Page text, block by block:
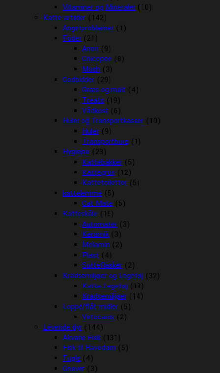
Vitaminer og Mineraler (10)
Katte artikler (142)
Angstproblemer (1)
Foder (21)
Arion (9)
Chicopee (8)
Mush (3)
Godbidder (29)
Græs og malt (4)
Treats (19)
Vådkost (6)
Huler og Transportkasser (10)
Huler (9)
Transportbure (1)
Hygiejne (23)
Kattebakker (5)
Kattegrus (12)
Kattetoiletter (5)
kattelemme (5)
Cat Mate (5)
Katteskåle (15)
Automater (3)
Keramik (3)
Melamin (2)
Plast (4)
Sutteflasker (2)
Kradsemiljøer og Legetøj (32)
Katte Legetøj (18)
Kradsemiljøer (14)
Loppe/flåt midler (5)
Vetocanis (2)
Levende dyr (144)
Akvarie Fisk (131)
Fisk til Havedam (5)
Fugle (4)
Gnaver (3)